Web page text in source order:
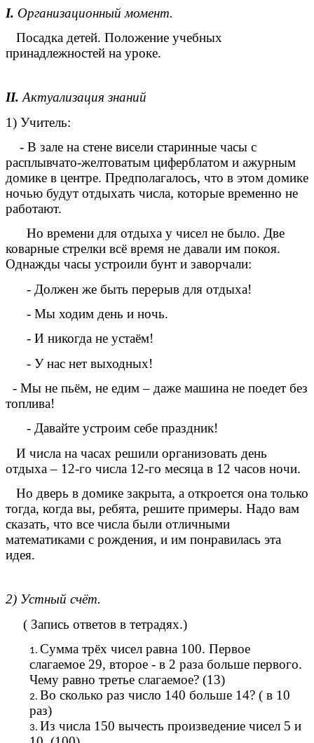
I. Организационный момент.
Посадка детей. Положение учебных
принадлежностей на уроке.
II. Актуализация знаний
1) Учитель:
- В зале на стене висели старинные часы с
расплывчато-желтоватым циферблатом и ажурным
домике в центре. Предполагалось, что в этом домике
ночью будут отдыхать числа, которые временно не
работают.
Но времени для отдыха у чисел не было. Две
коварные стрелки всё время не давали им покоя.
Однажды часы устроили бунт и заворчали:
- Должен же быть перерыв для отдыха!
- Мы ходим день и ночь.
- И никогда не устаём!
- У нас нет выходных!
- Мы не пьём, не едим – даже машина не поедет без
топлива!
- Давайте устроим себе праздник!
И числа на часах решили организовать день
отдыха – 12-го числа 12-го месяца в 12 часов ночи.
Но дверь в домике закрыта, а откроется она только
тогда, когда вы, ребята, решите примеры. Надо вам
сказать, что все числа были отличными
математиками с рождения, и им понравилась эта
идея.
2) Устный счёт.
( Запись ответов в тетрадях.)
Сумма трёх чисел равна 100. Первое
слагаемое 29, второе - в 2 раза больше первого.
Чему равно третье слагаемое? (13)
Во сколько раз число 140 больше 14? ( в 10
раз)
Из числа 150 вычесть произведение чисел 5 и